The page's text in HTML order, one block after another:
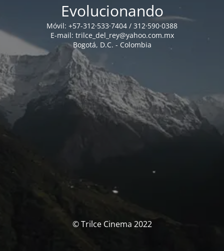
Evolucionando
Móvil: +57-312·533·7404 / 312·590·0388
E-mail: trilce_del_rey@yahoo.com.mx
Bogotá, D.C. - Colombia
© Trilce Cinema 2022